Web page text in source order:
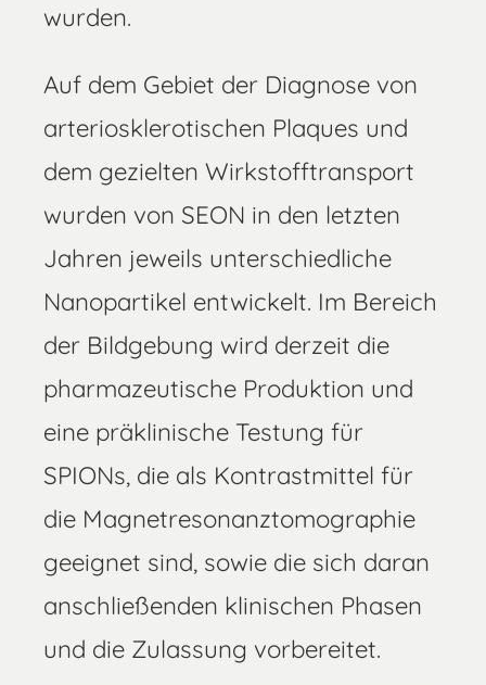
wurden.
Auf dem Gebiet der Diagnose von
arteriosklerotischen Plaques und
dem gezielten Wirkstofftransport
wurden von SEON in den letzten
Jahren jeweils unterschiedliche
Nanopartikel entwickelt. Im Bereich
der Bildgebung wird derzeit die
pharmazeutische Produktion und
eine präklinische Testung für
SPIONs, die als Kontrastmittel für
die Magnetresonanztomographie
geeignet sind, sowie die sich daran
anschließenden klinischen Phasen
und die Zulassung vorbereitet.